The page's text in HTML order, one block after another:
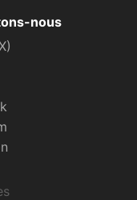
nous